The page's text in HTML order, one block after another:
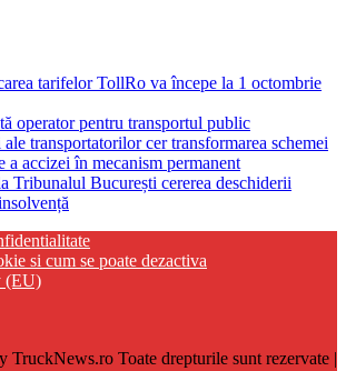
tarifelor TollRo va începe la 1 octombrie
operator pentru transportul public
transportatorilor cer transformarea schemei
a accizei în mecanism permanent
Tribunalul București cererea deschiderii
si cum se poate dezactiva
(EU)
Toate drepturile sunt rezervate |